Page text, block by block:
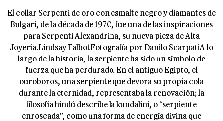
El collar Serpenti de oro con esmalte negro y diamantes de
Bulgari, de la década de 1970, fue una de las inspiraciones
para Serpenti Alexandrina, su nueva pieza de Alta
Joyería.Lindsay TalbotFotografía por Danilo ScarpatiA lo
largo de la historia, la serpiente ha sido un símbolo de
fuerza que ha perdurado. En el antiguo Egipto, el
ouroboros, una serpiente que devora su propia cola
durante la eternidad, representaba la renovación; la
filosofía hindú describe la kundalini, o “serpiente
enroscada”, como una forma de energía divina que